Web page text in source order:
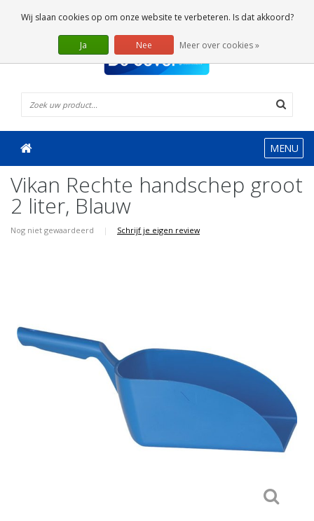
0 Artikelen
MENU
Vikan Rechte handschep groot
2 liter, Blauw
Nog niet gewaardeerd | Schrijf je eigen review
Wij slaan cookies op om onze website te verbeteren. Is dat akkoord?
Ja Nee Meer over cookies »